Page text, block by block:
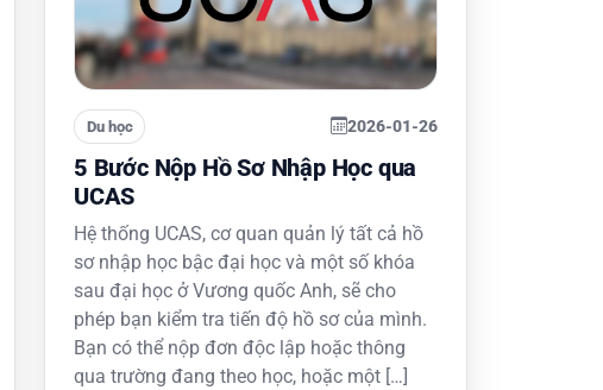
Du học 2026-01-26
5 Bước Nộp Hồ Sơ Nhập Học qua
UCAS
Hệ thống UCAS, cơ quan quản lý tất cả hồ
sơ nhập học bậc đại học và một số khóa
sau đại học ở Vương quốc Anh, sẽ cho
phép bạn kiểm tra tiến độ hồ sơ của mình.
Bạn có thể nộp đơn độc lập hoặc thông
qua trường đang theo học, hoặc một […]